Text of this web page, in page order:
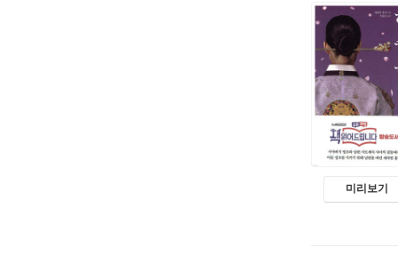
미리보기